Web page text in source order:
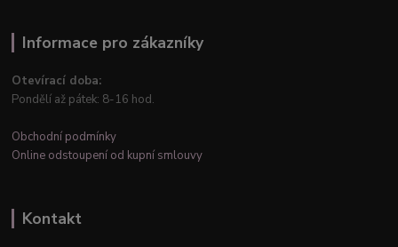
Informace pro zákazníky
Otevírací doba:
Pondělí až pátek: 8-16 hod.
Obchodní podmínky
Online odstoupení od kupní smlouvy
Kontakt